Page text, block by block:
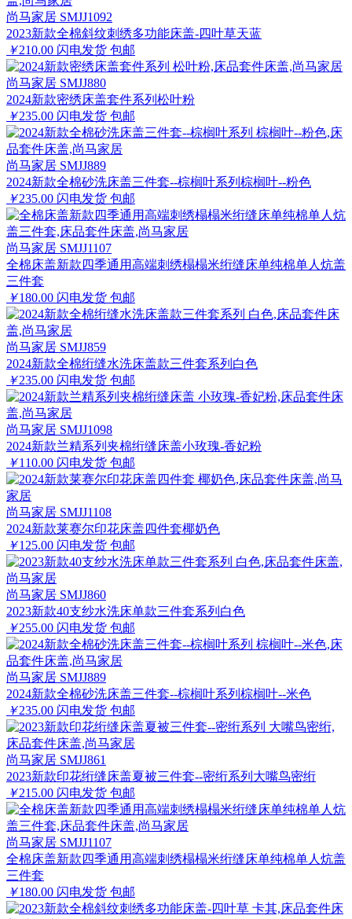
尚马家居 SMJJ1092
2023新款全棉斜纹刺绣多功能床盖-四叶草天蓝
￥210.00 闪电发货 包邮
尚马家居 SMJJ880
2024新款密绣床盖套件系列松叶粉
￥235.00 闪电发货 包邮
尚马家居 SMJJ889
2024新款全棉砂洗床盖三件套--棕榈叶系列棕榈叶--粉色
￥235.00 闪电发货 包邮
尚马家居 SMJJ1107
全棉床盖新款四季通用高端刺绣榻榻米绗缝床单纯棉单人炕盖
三件套
￥180.00 闪电发货 包邮
尚马家居 SMJJ859
2024新款全棉绗缝水洗床盖款三件套系列白色
￥235.00 闪电发货 包邮
尚马家居 SMJJ1098
2024新款兰精系列夹棉绗缝床盖小玫瑰-香妃粉
￥110.00 闪电发货 包邮
尚马家居 SMJJ1108
2024新款莱赛尔印花床盖四件套椰奶色
￥125.00 闪电发货 包邮
尚马家居 SMJJ860
2023新款40支纱水洗床单款三件套系列白色
￥255.00 闪电发货 包邮
尚马家居 SMJJ889
2024新款全棉砂洗床盖三件套--棕榈叶系列棕榈叶--米色
￥235.00 闪电发货 包邮
尚马家居 SMJJ861
2023新款印花绗缝床盖夏被三件套--密绗系列大嘴鸟密绗
￥215.00 闪电发货 包邮
尚马家居 SMJJ1107
全棉床盖新款四季通用高端刺绣榻榻米绗缝床单纯棉单人炕盖
三件套
￥180.00 闪电发货 包邮